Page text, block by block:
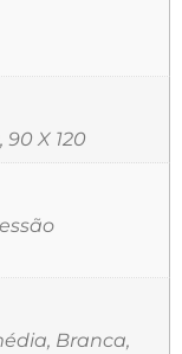
90 X 120
Branca,